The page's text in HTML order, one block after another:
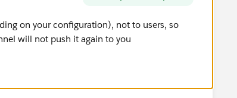
on your configuration), not to users, so
will not push it again to you